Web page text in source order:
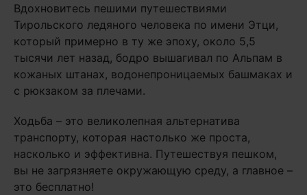
Вдохновитесь пешими путешествиями
Тирольского ледяного человека по имени Этци,
который примерно в ту же эпоху, около 5,5
тысячи лет назад, бодро вышагивал по Альпам в
кожаных штанах, водонепроницаемых башмаках и
с рюкзаком за плечами.
Ходьба – это великолепная альтернатива
транспорту, которая настолько же проста,
насколько и эффективна. Путешествуя пешком,
вы не загрязняете окружающую среду, а главное –
это бесплатно!